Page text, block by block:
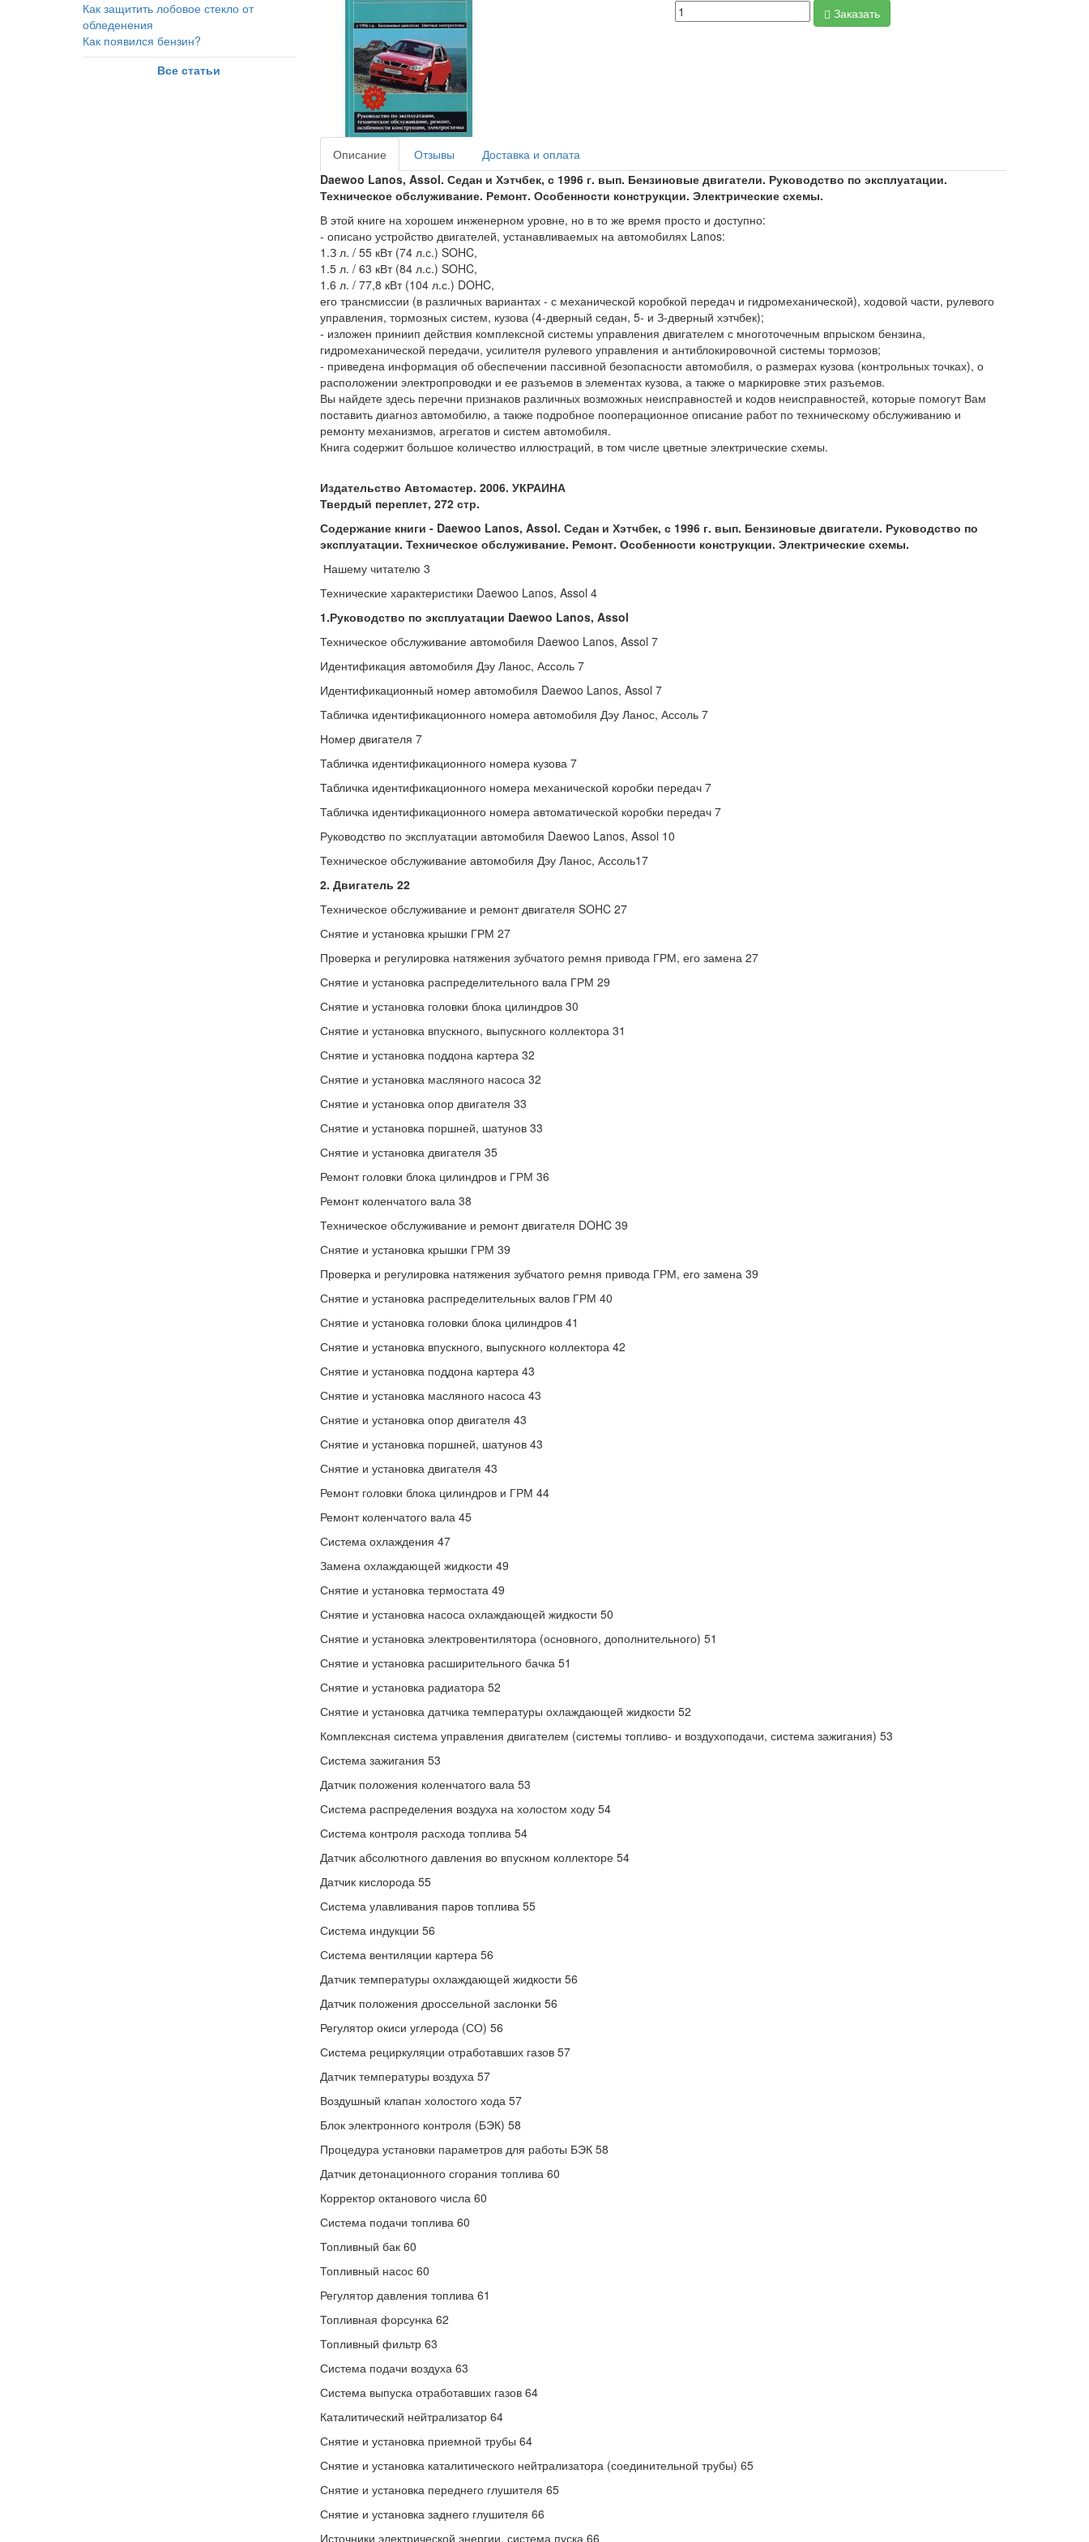
Как защитить лобовое стекло от
обледенения
Как появился бензин?
Все статьи
Заказать
Описание Отзывы
Доставка и оплата
Daewoo Lanos, Assol. Седан и Хэтчбек, с 1996 г. вып. Бензиновые двигатели. Руководство по эксплуатации.
Техническое обслуживание. Ремонт. Особенности конструкции. Электрические схемы.
В этой книге на хорошем инженерном уровне, но в то же время просто и доступно:
- описано устройство двигателей, устанавливаемых на автомобилях Lanos:
1.З л. / 55 кВт (74 л.с.) SOHC,
1.5 л. / 63 кВт (84 л.с.) SOHC,
1.6 л. / 77,8 кВт (104 л.с.) DOHC,
его трансмиссии (в различных вариантах - с механической коробкой передач и гидромеханической), ходовой части, рулевого
управления, тормозных систем, кузова (4-дверный седан, 5- и З-дверный хэтчбек);
- изложен приниип действия комплексной системы управления двигателем с многоточечным впрыском бензина,
гидромеханической передачи, усилителя рулевого управления и антиблокировочной системы тормозов;
- приведена информация об обеспечении пассивной безопасности автомобиля, о размерах кузова (контрольных точках), о
расположении электропроводки и ее разъемов в элементах кузова, а также о маркировке этих разъемов.
Вы найдете здесь перечни признаков различных возможных неисправностей и кодов неисправностей, которые помогут Вам
поставить диагноз автомобилю, а также подробное пооперационное описание работ по техническому обслуживанию и
ремонту механизмов, агрегатов и систем автомобиля.
Книга содержит большое количество иллюстраций, в том числе цветные электрические схемы.
Издательство Автомастер. 2006. УКРАИНА
Твердый переплет, 272 стр.
Содержание книги - Daewoo Lanos, Assol. Седан и Хэтчбек, с 1996 г. вып. Бензиновые двигатели. Руководство по
эксплуатации. Техническое обслуживание. Ремонт. Особенности конструкции. Электрические схемы.
Нашему читателю 3
Технические характеристики Daewoo Lanos, Assol 4
1.Руководство по эксплуатации Daewoo Lanos, Assol
Техническое обслуживание автомобиля Daewoo Lanos, Assol 7
Идентификация автомобиля Дэу Ланос, Ассоль 7
Идентификационный номер автомобиля Daewoo Lanos, Assol 7
Табличка идентификационного номера автомобиля Дэу Ланос, Ассоль 7
Номер двигателя 7
Табличка идентификационного номера кузова 7
Табличка идентификационного номера механической коробки передач 7
Табличка идентификационного номера автоматической коробки передач 7
Руководство по эксплуатации автомобиля Daewoo Lanos, Assol 10
Техническое обслуживание автомобиля Дэу Ланос, Ассоль17
2. Двигатель 22
Техническое обслуживание и ремонт двигателя SOHC 27
Снятие и установка крышки ГРМ 27
Проверка и регулировка натяжения зубчатого ремня привода ГРМ, его замена 27
Снятие и установка распределительного вала ГРМ 29
Снятие и установка головки блока цилиндров 30
Снятие и установка впускного, выпускного коллектора 31
Снятие и установка поддона картера 32
Снятие и установка масляного насоса 32
Снятие и установка опор двигателя 33
Снятие и установка поршней, шатунов 33
Снятие и установка двигателя 35
Ремонт головки блока цилиндров и ГРМ 36
Ремонт коленчатого вала 38
Техническое обслуживание и ремонт двигателя DOHC 39
Снятие и установка крышки ГРМ 39
Проверка и регулировка натяжения зубчатого ремня привода ГРМ, его замена 39
Снятие и установка распределительных валов ГРМ 40
Снятие и установка головки блока цилиндров 41
Снятие и установка впускного, выпускного коллектора 42
Снятие и установка поддона картера 43
Снятие и установка масляного насоса 43
Снятие и установка опор двигателя 43
Снятие и установка поршней, шатунов 43
Снятие и установка двигателя 43
Ремонт головки блока цилиндров и ГРМ 44
Ремонт коленчатого вала 45
Система охлаждения 47
Замена охлаждающей жидкости 49
Снятие и установка термостата 49
Снятие и установка насоса охлаждающей жидкости 50
Снятие и установка электровентилятора (основного, дополнительного) 51
Снятие и установка расширительного бачка 51
Снятие и установка радиатора 52
Снятие и установка датчика температуры охлаждающей жидкости 52
Комплексная система управления двигателем (системы топливо- и воздухоподачи, система зажигания) 53
Система зажигания 53
Датчик положения коленчатого вала 53
Система распределения воздуха на холостом ходу 54
Система контроля расхода топлива 54
Датчик абсолютного давления во впускном коллекторе 54
Датчик кислорода 55
Система улавливания паров топлива 55
Система индукции 56
Система вентиляции картера 56
Датчик температуры охлаждающей жидкости 56
Датчик положения дроссельной заслонки 56
Регулятор окиси углерода (СО) 56
Система рециркуляции отработавших газов 57
Датчик температуры воздуха 57
Воздушный клапан холостого хода 57
Блок электронного контроля (БЭК) 58
Процедура установки параметров для работы БЭК 58
Датчик детонационного сгорания топлива 60
Корректор октанового числа 60
Система подачи топлива 60
Топливный бак 60
Топливный насос 60
Регулятор давления топлива 61
Топливная форсунка 62
Топливный фильтр 63
Система подачи воздуха 63
Система выпуска отработавших газов 64
Каталитический нейтрализатор 64
Снятие и установка приемной трубы 64
Снятие и установка каталитического нейтрализатора (соединительной трубы) 65
Снятие и установка переднего глушителя 65
Снятие и установка заднего глушителя 66
Источники электрической энергии, система пуска 66